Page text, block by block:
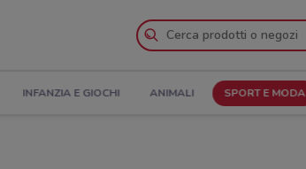
INFANZIA E GIOCHI ANIMALI SPORT E MODA